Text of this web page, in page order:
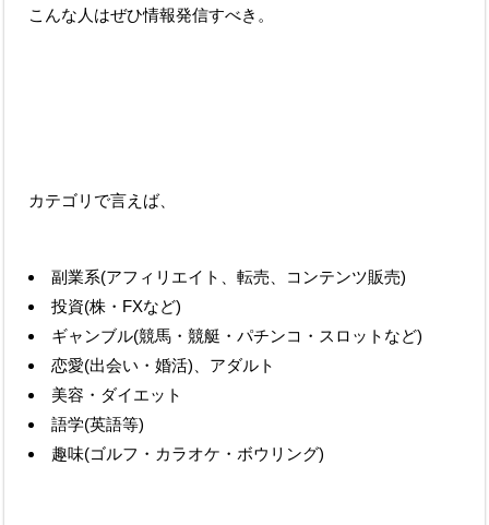
こんな人はぜひ情報発信すべき。
カテゴリで言えば、
副業系(アフィリエイト、転売、コンテンツ販売)
投資(株・FXなど)
ギャンブル(競馬・競艇・パチンコ・スロットなど)
恋愛(出会い・婚活)、アダルト
美容・ダイエット
語学(英語等)
趣味(ゴルフ・カラオケ・ボウリング)